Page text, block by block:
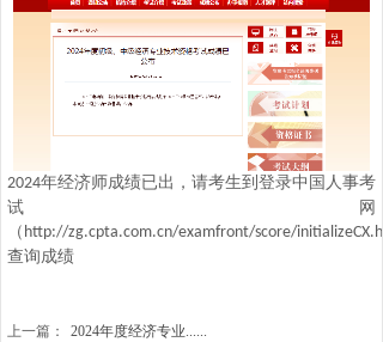
2024年经济师成绩已出，请考生到登录中国人事考
试网
（ http://zg.cpta.com.cn/examfront/score/
查询成绩
上一篇：
2024年度经济专业......